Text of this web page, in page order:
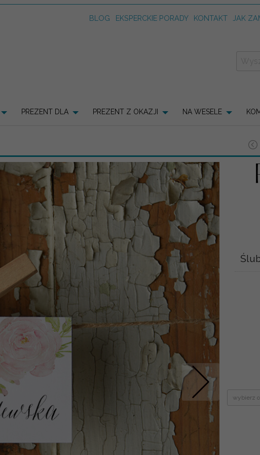
BLOG EKSPERCKIE PORADY KONTAKT JAK
PREZENT DLA PREZENT Z OKAZJI NA WESELE
Nastepne